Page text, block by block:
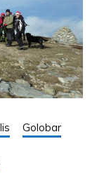
Golobar